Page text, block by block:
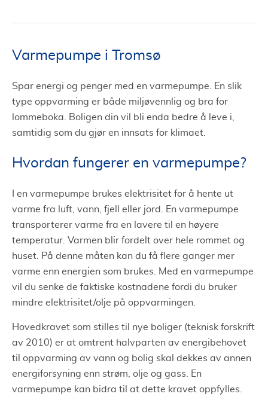
Varmepumpe i Tromsø
Spar energi og penger med en varmepumpe. En slik
type oppvarming er både miljøvennlig og bra for
lommeboka. Boligen din vil bli enda bedre å leve i,
samtidig som du gjør en innsats for klimaet.
Hvordan fungerer en varmepumpe?
I en varmepumpe brukes elektrisitet for å hente ut
varme fra luft, vann, fjell eller jord. En varmepumpe
transporterer varme fra en lavere til en høyere
temperatur. Varmen blir fordelt over hele rommet og
huset. På denne måten kan du få flere ganger mer
varme enn energien som brukes. Med en varmepumpe
vil du senke de faktiske kostnadene fordi du bruker
mindre elektrisitet/olje på oppvarmingen.
Hovedkravet som stilles til nye boliger (teknisk forskrift
av 2010) er at omtrent halvparten av energibehovet
til oppvarming av vann og bolig skal dekkes av annen
energiforsyning enn strøm, olje og gass. En
varmepumpe kan bidra til at dette kravet oppfylles.